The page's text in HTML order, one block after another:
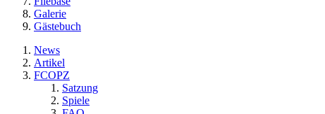
Galerie
Gästebuch
News
Artikel
FCOPZ
Satzung
Spiele